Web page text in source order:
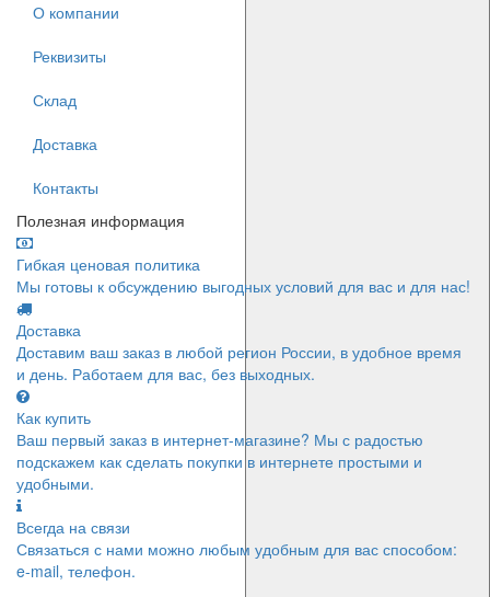
О компании
Реквизиты
Склад
Доставка
Контакты
Полезная информация
Гибкая ценовая политика
Мы готовы к обсуждению выгодных условий для вас и для нас!
Доставка
Доставим ваш заказ в любой регион России, в удобное время
и день. Работаем для вас, без выходных.
Как купить
Ваш первый заказ в интернет-магазине? Мы с радостью
подскажем как сделать покупки в интернете простыми и
удобными.
Всегда на связи
Связаться с нами можно любым удобным для вас способом:
e-mail, телефон.